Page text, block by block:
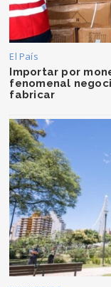
El País
Importar por
fenomenal
fabricar